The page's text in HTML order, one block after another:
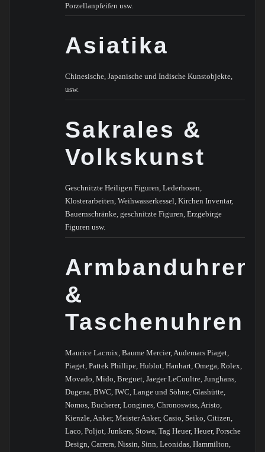
Porzellanpfeifen usw.
Asiatika
Chinesische, Japanische und Indische Kunstobjekte,
usw.
Sakrales &
Volkskunst
Geschnitzte Heiligen Figuren, Lederhosen,
Klosterarbeiten, Weihwasserkessel, Kirchen Inventar,
Bauernschränke, geschnitzte Figuren, Erzgebirge
Figuren usw.
Armbanduhren
&
Taschenuhren
Maurice Lacroix, Baume Mercier, Audemars Piaget,
Piaget, Pattek Phillipe, Hublot, Hanhart, Omega, Rolex,
Movado, Mido, Breguet, Jaeger LeCoultre, Junghans,
Dugena, BWC, IWC, Lange und Söhne, Glashütte,
Nomos, Bucherer, Longines, Chronoswiss, Aristo,
Kienzle, Anker, Meister Anker, Casio, Seiko, Citizen,
Laco, Poljot, Junkers, Stowa, Tag Heuer, Heuer, Porsche
Design, Carrera, Nissin, Sinn, Leonidas, Hammilton,